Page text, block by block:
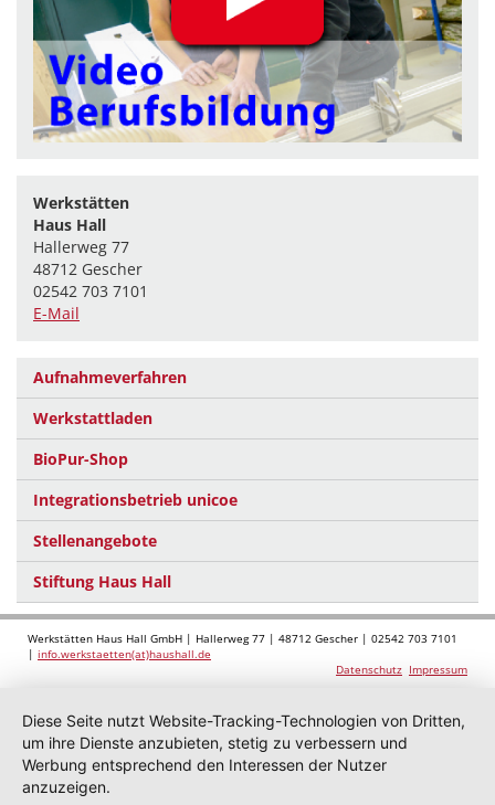
Werkstätten
Haus Hall
Hallerweg 77
48712 Gescher
02542 703 7101
E-Mail
Aufnahmeverfahren
Werkstattladen
BioPur-Shop
Integrationsbetrieb unicoe
Stellenangebote
Stiftung Haus Hall
Werkstätten Haus Hall GmbH | Hallerweg 77 | 48712 Gescher | 02542 703 7101
| info.werkstaetten(at)haushall.de
Datenschutz Impressum
Diese Seite nutzt Website-Tracking-Technologien von Dritten,
um ihre Dienste anzubieten, stetig zu verbessern und
Werbung entsprechend den Interessen der Nutzer
anzuzeigen.